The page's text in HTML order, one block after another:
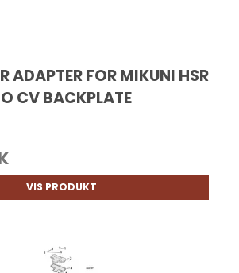
ADAPTER FOR MIKUNI HSR
CV BACKPLATE
VIS PRODUKT